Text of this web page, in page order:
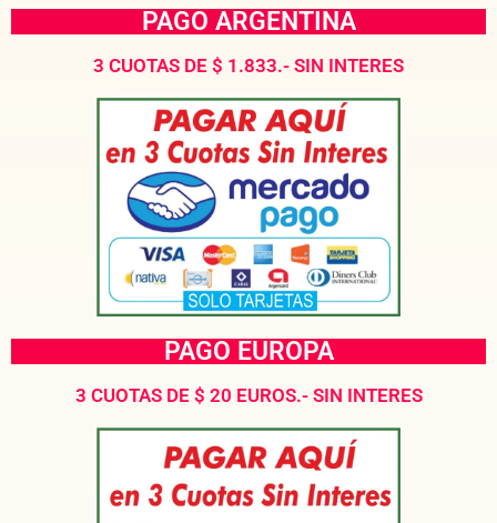
PAGO ARGENTINA
3 CUOTAS DE $ 1.833.- SIN INTERES
PAGO EUROPA
3 CUOTAS DE $ 20 EUROS.- SIN INTERES